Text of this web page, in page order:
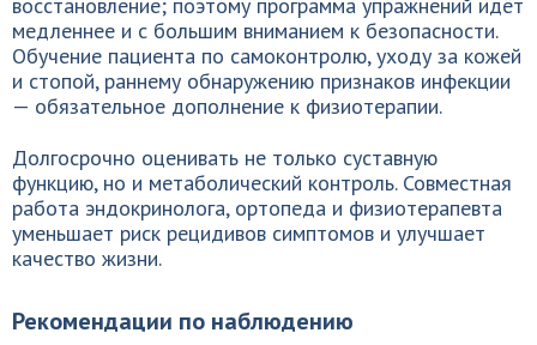
медленнее и с большим вниманием к безопасности.
Обучение пациента по самоконтролю, уходу за кожей
и стопой, раннему обнаружению признаков инфекции
— обязательное дополнение к физиотерапии.
Долгосрочно оценивать не только суставную
функцию, но и метаболический контроль. Совместная
работа эндокринолога, ортопеда и физиотерапевта
уменьшает риск рецидивов симптомов и улучшает
качество жизни.
Рекомендации по наблюдению